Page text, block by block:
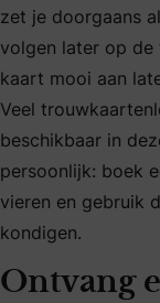
zet je doorgaans
volgen later op
kaart mooi aan
Veel
beschikbaar in
persoonlijk: boek
vieren en gebruik
kondigen.
Ontvang